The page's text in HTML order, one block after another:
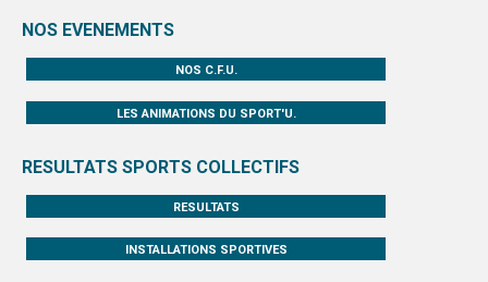
NOS EVENEMENTS
NOS C.F.U.
LES ANIMATIONS DU SPORT'U.
RESULTATS SPORTS COLLECTIFS
RESULTATS
INSTALLATIONS SPORTIVES